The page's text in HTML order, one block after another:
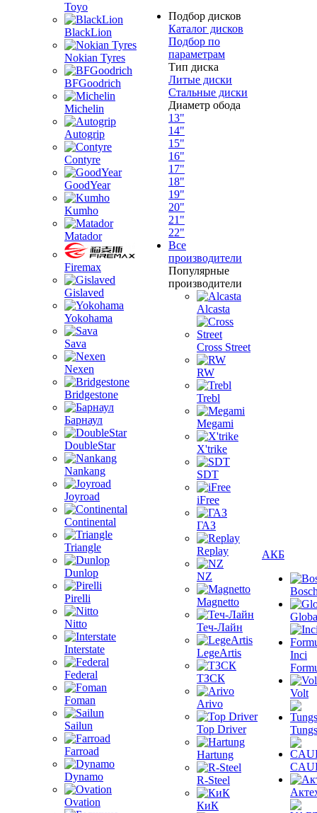
Toyo
BlackLion
Nokian Tyres
BFGoodrich
Michelin
Autogrip
Contyre
GoodYear
Kumho
Matador
Firemax
Gislaved
Yokohama
Sava
Nexen
Bridgestone
Барнаул
DoubleStar
Nankang
Joyroad
Continental
Triangle
Dunlop
Pirelli
Nitto
Interstate
Federal
Foman
Sailun
Farroad
Dynamo
Ovation
Подбор дисков
Каталог дисков
Подбор по
параметрам
Тип диска
Литые диски
Стальные диски
Диаметр обода
13"
14"
15"
16"
17"
18"
19"
20"
21"
22"
Все
производители
Популярные
производители
Alcasta
Cross Street
RW
Trebl
Megami
X'trike
SDT
iFree
ГАЗ
Replay
NZ
Magnetto
Теч-Лайн
LegeArtis
ТЗСК
Arivo
Top Driver
Hartung
R-Steel
КиК
АКБ
Inci
Volt